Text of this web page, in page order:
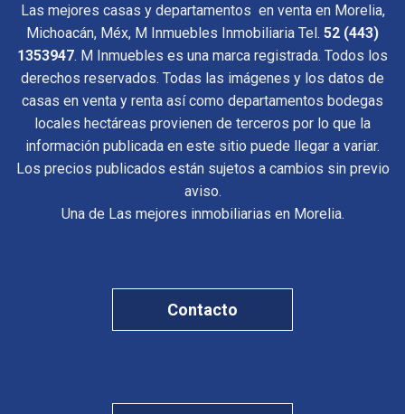
Las mejores casas y departamentos en venta en Morelia,
Michoacán, Méx, M Inmuebles Inmobiliaria Tel. 52 (443)
1353947. M Inmuebles es una marca registrada. Todos los
derechos reservados. Todas las imágenes y los datos de
casas en venta y renta así como departamentos bodegas
locales hectáreas provienen de terceros por lo que la
información publicada en este sitio puede llegar a variar.
Los precios publicados están sujetos a cambios sin previo
aviso.
Una de Las mejores inmobiliarias en Morelia.